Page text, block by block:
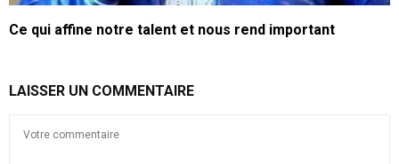
Ce qui affine notre talent et nous rend important
LAISSER UN COMMENTAIRE